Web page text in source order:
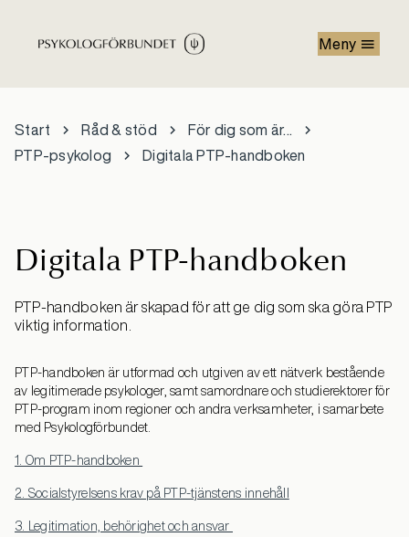
Meny
Start Råd & stöd
För dig som är...
PTP-psykolog
Digitala PTP-handboken
Digitala PTP-handboken
PTP-handboken är skapad för att ge dig som ska göra PTP
viktig information.
PTP-handboken är utformad och utgiven av ett nätverk bestående
av legitimerade psykologer, samt samordnare och studierektorer för
PTP-program inom regioner och andra verksamheter, i samarbete
med Psykologförbundet.
1. Om PTP-handboken
2. Socialstyrelsens krav på PTP-tjänstens innehåll
3. Legitimation, behörighet och ansvar